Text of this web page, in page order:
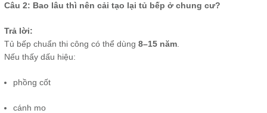
Câu 2: Bao lâu thì nên cải tạo lại tủ bếp ở chung cư?
Trả lời:
Tủ bếp chuẩn thi công có thể dùng 8–15 năm
Nếu thấy dấu hiệu:
phồng cốt
cánh mo